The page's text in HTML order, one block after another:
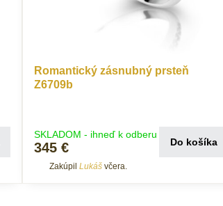
Romantický zásnubný prsteň
Z6709b
SKLADOM - ihneď k odberu
345 € Do košíka
ZakúpilLukáš včera.